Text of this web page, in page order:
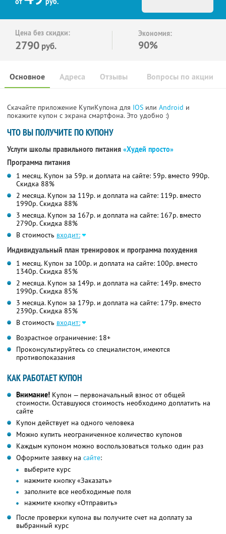
Цена без скидки:
2790 руб.
Экономия:
90%
Основное Отзывы Вопросы по акции
Адреса
Скачайте приложение КупиКупона для IOS или Android и
покажите купон с экрана смартфона. Это удобно :)
ЧТО ВЫ ПОЛУЧИТЕ ПО КУПОНУ
Услуги школы правильного питания «Худей просто»
Программа питания
1 месяц. Купон за 59р. и доплата на сайте: 59р. вместо 990р.
Скидка 88%
2 месяца. Купон за 119р. и доплата на сайте: 119р. вместо
1990р. Скидка 88%
3 месяца. Купон за 167р. и доплата на сайте: 167р. вместо
2790р. Скидка 88%
В стоимость входит:
Индивидуальный план тренировок и программа похудения
1 месяц. Купон за 100р. и доплата на сайте: 100р. вместо
1340р. Скидка 85%
2 месяца. Купон за 149р. и доплата на сайте: 149р. вместо
1990р. Скидка 85%
3 месяца. Купон за 179р. и доплата на сайте: 179р. вместо
2390р. Скидка 85%
В стоимость входит:
Возрастное ограничение: 18+
Проконсультируйтесь со специалистом, имеются
противопоказания
КАК РАБОТАЕТ КУПОН
Внимание! Купон — первоначальный взнос от общей
стоимости. Оставшуюся стоимость необходимо доплатить на
сайте
Купон действует на одного человека
Можно купить неограниченное количество купонов
Каждым купоном можно воспользоваться только один раз
Оформите заявку на сайте:
выберите курс
нажмите кнопку «Заказать»
заполните все необходимые поля
нажмите кнопку «Отправить»
После проверки купона вы получите счет на доплату за
выбранный курс